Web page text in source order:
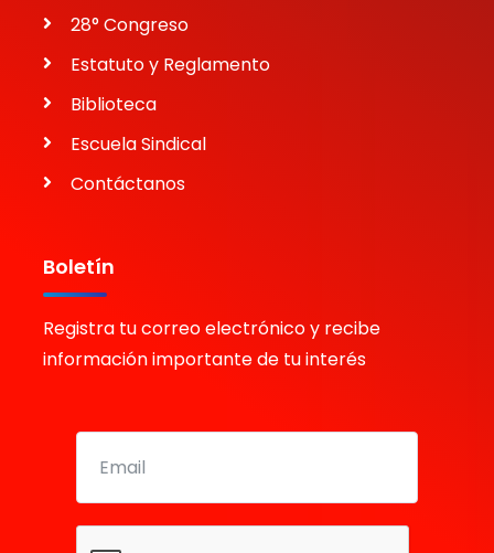
28° Congreso
Estatuto y Reglamento
Biblioteca
Escuela Sindical
Contáctanos
Boletín
Registra tu correo electrónico y recibe
información importante de tu interés